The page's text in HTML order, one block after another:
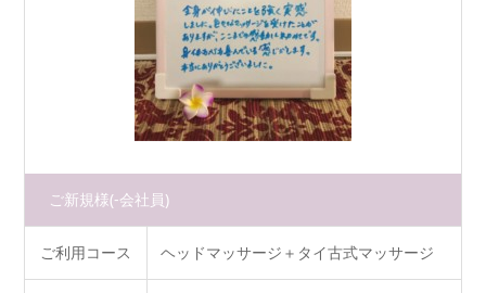
ご新規様(-会社員)
ご利用コース ヘッドマッサージ＋タイ古式マッサージ